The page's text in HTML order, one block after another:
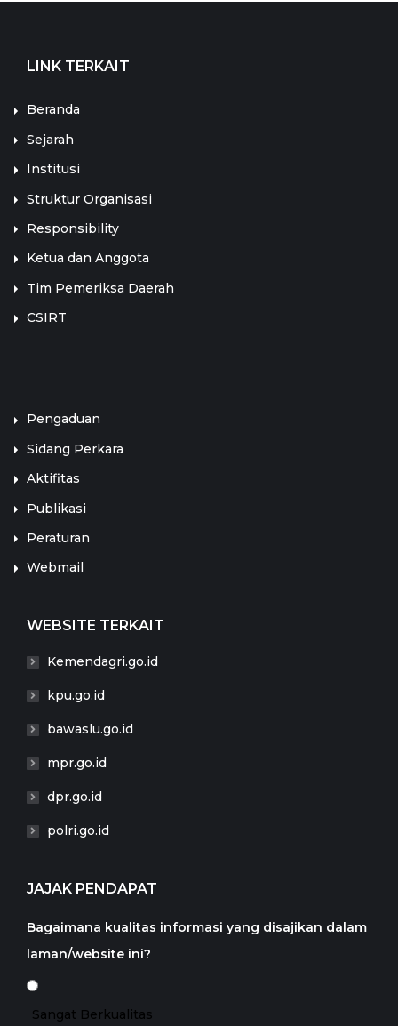
LINK TERKAIT
Beranda
Sejarah
Institusi
Struktur Organisasi
Responsibility
Ketua dan Anggota
Tim Pemeriksa Daerah
CSIRT
Pengaduan
Sidang Perkara
Aktifitas
Publikasi
Peraturan
Webmail
WEBSITE TERKAIT
Kemendagri.go.id
kpu.go.id
bawaslu.go.id
mpr.go.id
dpr.go.id
polri.go.id
JAJAK PENDAPAT
Bagaimana kualitas informasi yang disajikan dalam
laman/website ini?
Sangat Berkualitas